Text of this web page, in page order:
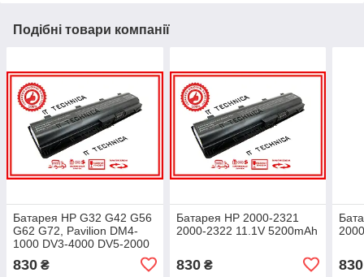
Подібні товари компанії
Батарея HP G32 G42 G56
G62 G72, Pavilion DM4-
1000 DV3-4000 DV5-2000
DV6-3000 DV6-4000 11.1V
5200mAh
830 ₴
Батарея HP 2000-2321
2000-2322 11.1V 5200mAh
830₴ 830